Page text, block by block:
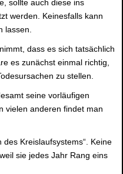
sollte auch diese ins
werden. Keinesfalls kann
lassen.
dass es sich tatsächlich
es zunächst einmal richtig,
zu stellen.
seine vorläufigen
vielen anderen findet man
Kreislaufsystems“. Keine
sie jedes Jahr Rang eins